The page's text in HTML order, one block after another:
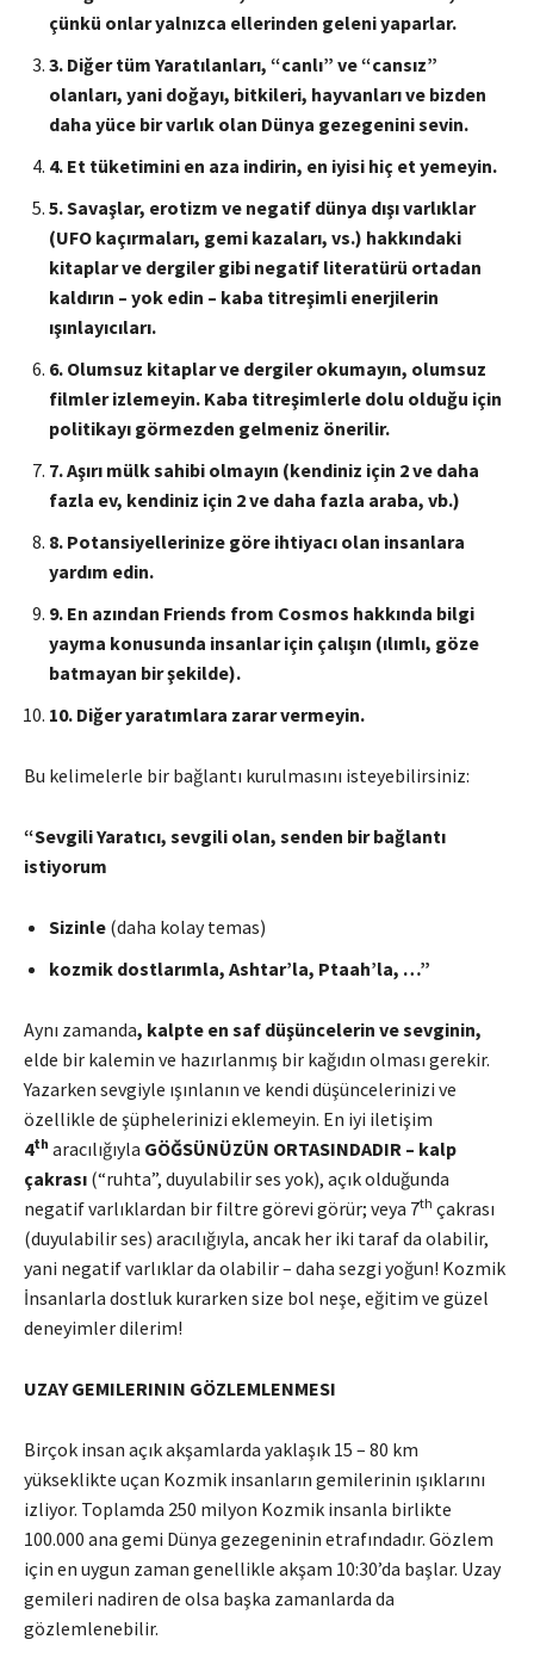
çünkü onlar yalnızca ellerinden geleni yaparlar.
3. Diğer tüm Yaratılanları, “canlı” ve “cansız”
olanları, yani doğayı, bitkileri, hayvanları ve bizden
daha yüce bir varlık olan Dünya gezegenini sevin.
4. Et tüketimini en aza indirin, en iyisi hiç et yemeyin.
5.Savaşlar, erotizm ve negatif dünya dışı varlıklar
(UFO kaçırmaları, gemi kazaları, vs.) hakkındaki
kitaplar ve dergiler gibi negatif literatürü ortadan
kaldırın – yok edin – kaba titreşimli enerjilerin
ışınlayıcıları.
6. Olumsuz kitaplar ve dergilerokumayın, olumsuz
filmlerizlemeyin. Kaba titreşimlerle dolu olduğu için
politikayı görmezden gelmeniz önerilir.
7. Aşırı mülk sahibi olmayın (kendiniz için 2 ve daha
fazla ev, kendiniz için 2 ve daha fazla araba, vb.)
8. Potansiyellerinize göre ihtiyacı olan insanlara
yardım edin.
9. En azından Friends from Cosmos hakkında bilgi
yayma konusunda insanlar için çalışın (ılımlı, göze
batmayan bir şekilde).
10. Diğer yaratımlara zarar vermeyin.
Bu kelimelerle bir bağlantı kurulmasını isteyebilirsiniz:
“Sevgili Yaratıcı, sevgili olan, senden bir bağlantı
istiyorum
Sizinle (daha kolay temas)
kozmik dostlarımla, Ashtar’la, Ptaah’la, …”
Aynı zamanda, kalpte en saf düşüncelerin ve sevginin,
elde bir kalemin ve hazırlanmış bir kağıdın olması gerekir.
Yazarken sevgiyle ışınlanın ve kendi düşüncelerinizi ve
özellikle de şüphelerinizi eklemeyin. En iyi iletişim
4th aracılığıyla GÖĞSÜNÜZÜN ORTASINDADIR – kalp
çakrası (“ruhta”, duyulabilir ses yok), açık olduğunda
negatif varlıklardan bir filtre görevi görür; veya 7th çakrası
(duyulabilir ses) aracılığıyla, ancak her iki taraf da olabilir,
yani negatif varlıklar da olabilir – daha sezgi yoğun! Kozmik
İnsanlarla dostluk kurarken size bol neşe, eğitim ve güzel
deneyimler dilerim!
UZAY GEMILERININ GÖZLEMLENMESI
Birçok insan açık akşamlarda yaklaşık 15 – 80 km
yükseklikte uçan Kozmik insanların gemilerinin ışıklarını
izliyor. Toplamda 250 milyon Kozmik insanla birlikte
100.000 ana gemi Dünya gezegeninin etrafındadır. Gözlem
için en uygun zaman genellikle akşam 10:30’da başlar. Uzay
gemileri nadiren de olsa başka zamanlarda da
gözlemlenebilir.